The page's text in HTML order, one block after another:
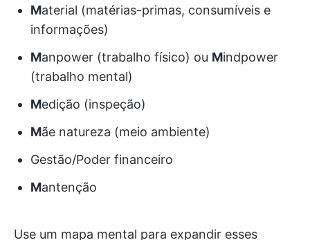
Material (matérias-primas, consumíveis e
informações)
Manpower (trabalho físico) ou Mindpower
(trabalho mental)
Medição (inspeção)
Mãe natureza (meio ambiente)
Gestão/Poder financeiro
Mantenção
Use um mapa mental para expandir esses